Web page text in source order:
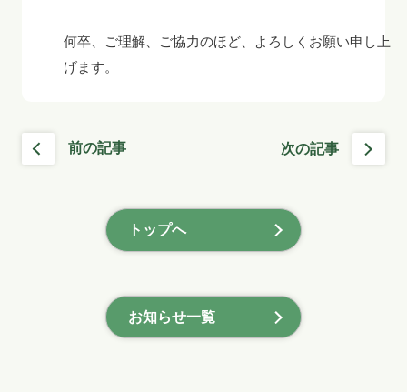
何卒、ご理解、ご協力のほど、よろしくお願い申し上
げます。
前の記事 次の記事
トップへ
お知らせ一覧